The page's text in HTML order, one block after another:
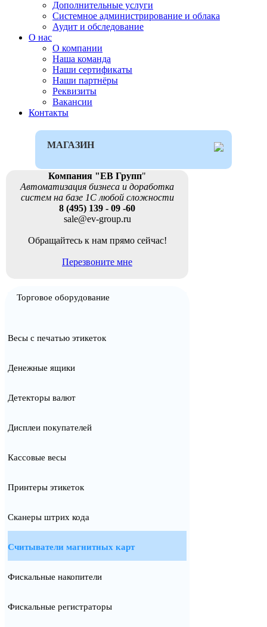
Дополнительные услуги
Системное администрирование и облака
Аудит и обследование
О нас
О компании
Наша команда
Наши сертификаты
Наши партнёры
Реквизиты
Вакансии
Контакты
МАГАЗИН
Компания "ЕВ Групп"
Автоматизация бизнеса и доработка
систем на базе 1С любой сложности
8 (495) 139 - 09 -60
sale@ev-group.ru
Обращайтесь к нам прямо сейчас!
Перезвоните мне
Торговое оборудование
Весы с печатью этикеток
Денежные ящики
Детекторы валют
Дисплеи покупателей
Кассовые весы
Принтеры этикеток
Сканеры штрих кода
Считыватели магнитных карт
Фискальные накопители
Фискальные регистраторы